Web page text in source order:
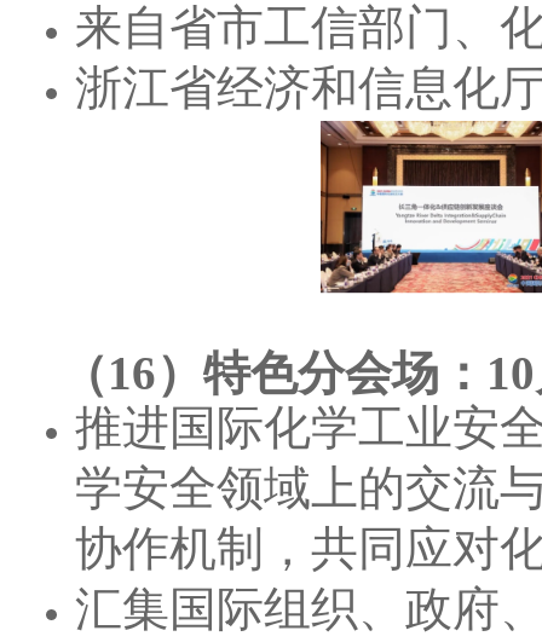
来自省市工信部门、
浙江省经济和信息化
（16）特色分会场：
推进国际化学工业安
学安全领域上的交流
协作机制，共同应对
汇集国际组织、政府